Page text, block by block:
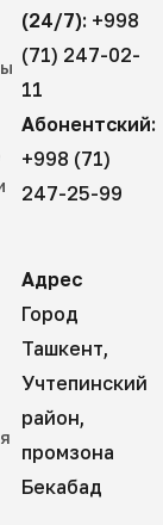
(24/7): +998
(71) 247-02-
11
Абонентский:
+998 (71)
247-25-99
Адрес
Город
Ташкент,
Учтепинский
район,
промзона
Бекабад